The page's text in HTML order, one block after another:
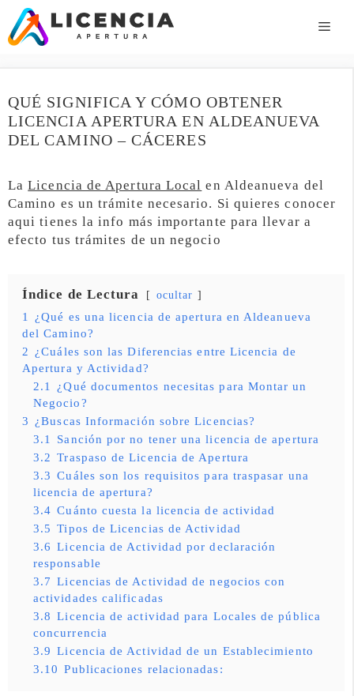
Saltar
contenido
QUÉ SIGNIFICA Y CÓMO OBTENER
LICENCIA APERTURA EN ALDEANUEVA
DEL CAMINO – CÁCERES
LaLicencia de Apertura Local en Aldeanueva del
Camino es un trámite necesario. Si quieres conocer
aqui tienes la info más importante para llevar a
efecto tus trámites de un negocio
Índice de Lectura ocultar
1
¿Qué es una licencia de apertura en Aldeanueva
del Camino?
2 ¿Cuáles son las Diferencias entre Licencia de
Apertura y Actividad?
2.1
¿Qué documentos necesitas para Montar un
Negocio?
3 ¿Buscas Información sobre Licencias?
3.1
Sanción por no tener una licencia de apertura
3.2 Traspaso de Licencia de Apertura
3.3 Cuáles son los requisitos para traspasar una
licencia de apertura?
3.4 Cuánto cuesta la licencia de actividad
3.5 Tipos de Licencias de Actividad
3.6 Licencia de Actividad por declaración
responsable
3.7 Licencias de Actividad de negocios con
actividades calificadas
3.8 Licencia de actividad para Locales de pública
concurrencia
3.9 Licencia de Actividad de un Establecimiento
3.10 Publicaciones relacionadas: